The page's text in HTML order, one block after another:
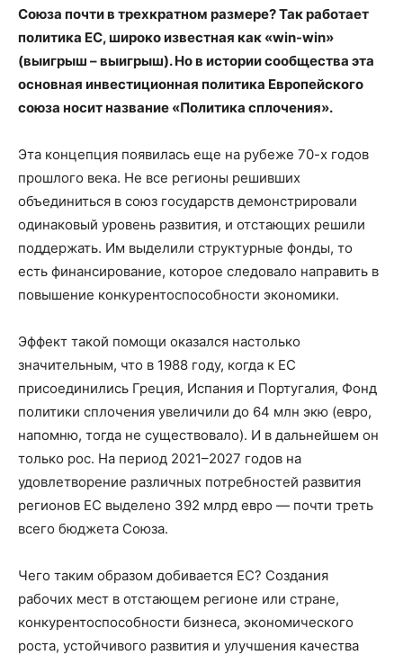
Союза почти в трехкратном размере? Так работает
политика ЕС, широко известная как «win-win»
(выигрыш – выигрыш). Но в истории сообщества эта
основная инвестиционная политика Европейского
союза носит название «Политика сплочения».
Эта концепция появилась еще на рубеже 70-х годов
прошлого века. Не все регионы решивших
объединиться в союз государств демонстрировали
одинаковый уровень развития, и отстающих решили
поддержать. Им выделили структурные фонды, то
есть финансирование, которое следовало направить в
повышение конкурентоспособности экономики.
Эффект такой помощи оказался настолько
значительным, что в 1988 году, когда к ЕС
присоединились Греция, Испания и Португалия, Фонд
политики сплочения увеличили до 64 млн экю (евро,
напомню, тогда не существовало). И в дальнейшем он
только рос. На период 2021–2027 годов на
удовлетворение различных потребностей развития
регионов ЕС выделено 392 млрд евро — почти треть
всего бюджета Союза.
Чего таким образом добивается ЕС? Создания
рабочих мест в отстающем регионе или стране,
конкурентоспособности бизнеса, экономического
роста, устойчивого развития и улучшения качества